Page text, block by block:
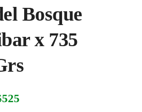
Bosque
x 735
525